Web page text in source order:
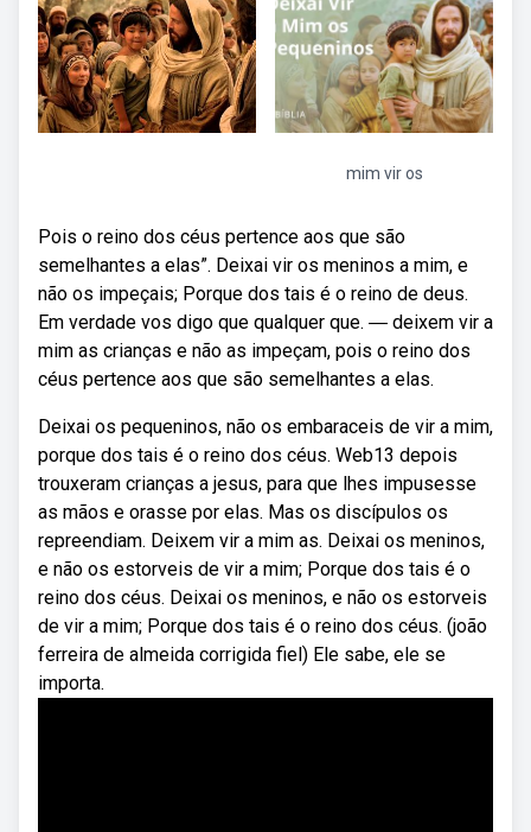
mim vir os
Pois o reino dos céus pertence aos que são
semelhantes a elas”. Deixai vir os meninos a mim, e
não os impeçais; Porque dos tais é o reino de deus.
Em verdade vos digo que qualquer que. ― deixem vir a
mim as crianças e não as impeçam, pois o reino dos
céus pertence aos que são semelhantes a elas.
Deixai os pequeninos, não os embaraceis de vir a mim,
porque dos tais é o reino dos céus. Web13 depois
trouxeram crianças a jesus, para que lhes impusesse
as mãos e orasse por elas. Mas os discípulos os
repreendiam. Deixem vir a mim as. Deixai os meninos,
e não os estorveis de vir a mim; Porque dos tais é o
reino dos céus. Deixai os meninos, e não os estorveis
de vir a mim; Porque dos tais é o reino dos céus. (joão
ferreira de almeida corrigida fiel) Ele sabe, ele se
importa.